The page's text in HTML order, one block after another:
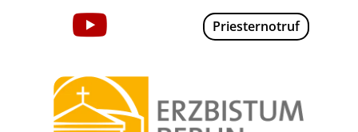
Priesternotruf